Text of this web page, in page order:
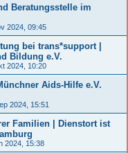
Beratungsstelle im
2024, 09:45
bei trans*support |
Bildung e.V.
2024, 10:20
Aids-Hilfe e.V.
2024, 15:51
Familien | Dienstort ist
2024, 15:38